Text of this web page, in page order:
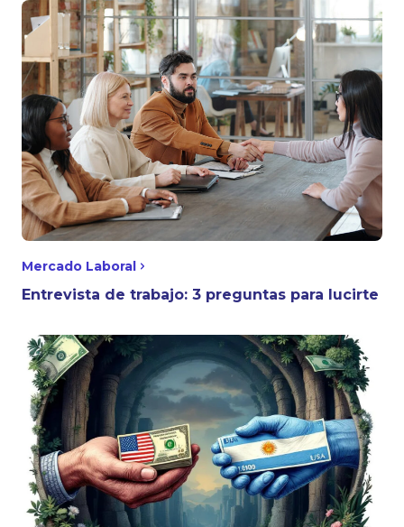
Mercado Laboral
Entrevista de trabajo: 3 preguntas para lucirte